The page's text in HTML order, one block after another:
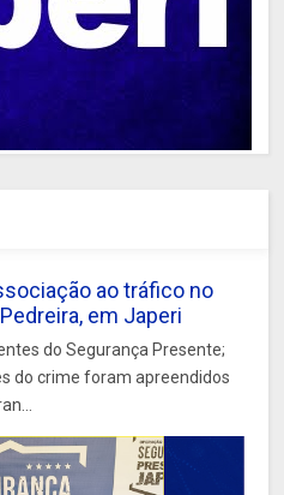
ao tráfico no
em Japeri
do Segurança Presente;
do crime foram apreendidos